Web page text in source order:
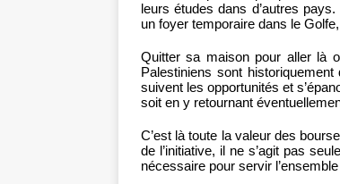
leurs études dans d’autres
un foyer temporaire dans le
Quitter sa maison pour aller là
Palestiniens sont
suivent les opportunités et
soit en y retournant
C’est là toute la valeur des
de l’initiative, il ne s’agit pas
nécessaire pour servir